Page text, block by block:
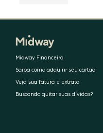
Midway Financeira
Saiba como adquirir seu cartão
Veja sua fatura e extrato
Buscando quitar suas dívidas?